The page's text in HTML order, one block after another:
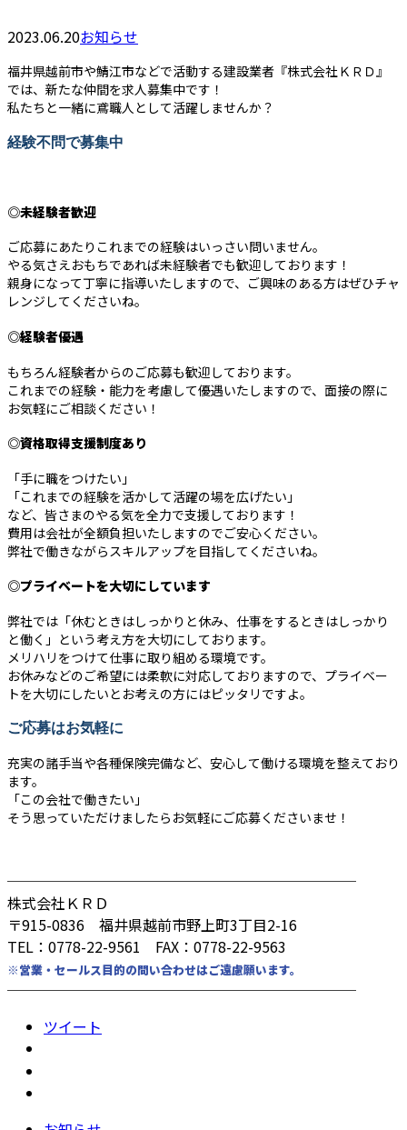
2023.06.20お知らせ
福井県越前市や鯖江市などで活動する建設業者『株式会社ＫＲＤ』
では、新たな仲間を求人募集中です！
私たちと一緒に鳶職人として活躍しませんか？
経験不問で募集中
◎未経験者歓迎
ご応募にあたりこれまでの経験はいっさい問いません。
やる気さえおもちであれば未経験者でも歓迎しております！
親身になって丁寧に指導いたしますので、ご興味のある方はぜひチャ
レンジしてくださいね。
◎経験者優遇
もちろん経験者からのご応募も歓迎しております。
これまでの経験・能力を考慮して優遇いたしますので、面接の際に
お気軽にご相談ください！
◎資格取得支援制度あり
「手に職をつけたい」
「これまでの経験を活かして活躍の場を広げたい」
など、皆さまのやる気を全力で支援しております！
費用は会社が全額負担いたしますのでご安心ください。
弊社で働きながらスキルアップを目指してくださいね。
◎プライベートを大切にしています
弊社では「休むときはしっかりと休み、仕事をするときはしっかり
と働く」という考え方を大切にしております。
メリハリをつけて仕事に取り組める環境です。
お休みなどのご希望には柔軟に対応しておりますので、プライベー
トを大切にしたいとお考えの方にはピッタリですよ。
ご応募はお気軽に
充実の諸手当や各種保険完備など、安心して働ける環境を整えており
ます。
「この会社で働きたい」
そう思っていただけましたらお気軽にご応募くださいませ！
────────────────────────
株式会社ＫＲＤ
〒915-0836 福井県越前市野上町3丁目2-16
TEL：0778-22-9561 FAX：0778-22-9563
※営業・セールス目的の問い合わせはご遠慮願います。
────────────────────────
ツイート